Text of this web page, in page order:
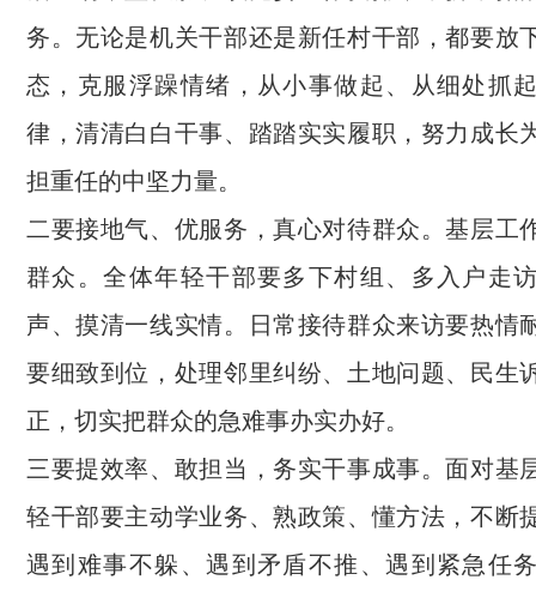
务。无论是机关干部还是新任村干部，都要放
态，克服浮躁情绪，从小事做起、从细处抓
律，清清白白干事、踏踏实实履职，努力成长
担重任的中坚力量。
二要接地气、优服务，真心对待群众。基层工
群众。全体年轻干部要多下村组、多入户走
声、摸清一线实情。日常接待群众来访要热情
要细致到位，处理邻里纠纷、土地问题、民生
正，切实把群众的急难事办实办好。
三要提效率、敢担当，务实干事成事。面对基
轻干部要主动学业务、熟政策、懂方法，不断
遇到难事不躲、遇到矛盾不推、遇到紧急任